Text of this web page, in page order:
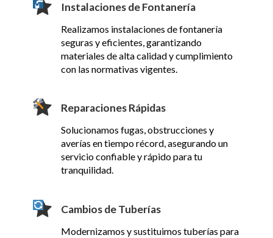
Instalaciones de Fontanería
Realizamos instalaciones de fontanería
seguras y eficientes, garantizando
materiales de alta calidad y cumplimiento
con las normativas vigentes.
Reparaciones Rápidas
Solucionamos fugas, obstrucciones y
averías en tiempo récord, asegurando un
servicio confiable y rápido para tu
tranquilidad.
Cambios de Tuberías
Modernizamos y sustituimos tuberías para